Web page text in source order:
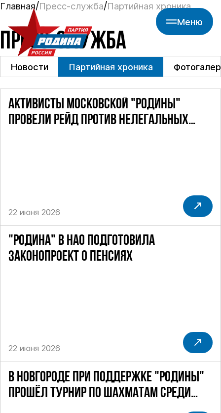
Меню
Главная Пресс-служба Партийная хроника
ПРЕСС-СЛУЖБА
Новости Партийная хроника
АКТИВИСТЫ МОСКОВСКОЙ "РОДИНЫ"
ПРОВЕЛИ РЕЙД ПРОТИВ НЕЛЕГАЛЬНЫХ
22 июня 2026
"РОДИНА" В НАО ПОДГОТОВИЛА
ЗАКОНОПРОЕКТ О ПЕНСИЯХ
22 июня 2026
В НОВГОРОДЕ ПРИ ПОДДЕРЖКЕ "РОДИНЫ"
ПРОШЁЛ ТУРНИР ПО ШАХМАТАМ СРЕДИ